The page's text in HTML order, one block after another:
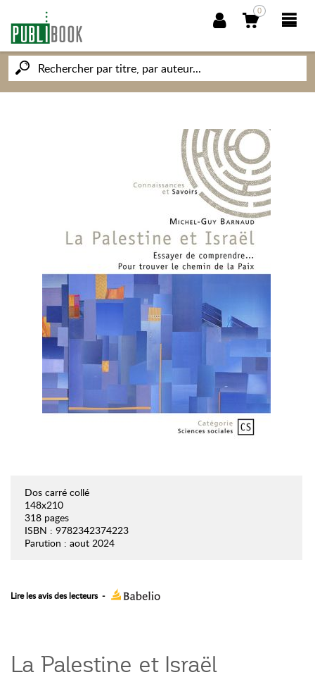
0
NOUVEAUTÉS
PUBLIBOOK
SOCIÉTÉ DES ÉCRIVAINS
CONNAISSANCES ET SAVOIRS
MON PETIT ÉDITEUR
Dos carré collé
148x210
318 pages
ISBN : 9782342374223
Parution : aout 2024
Lire les avis des lecteurs -
La Palestine et Israël